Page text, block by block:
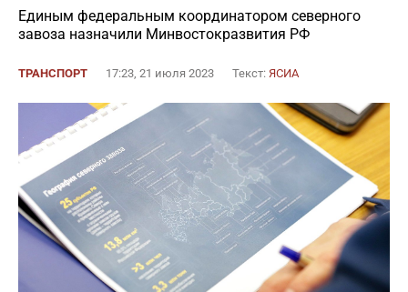
Единым федеральным координатором северного
завоза назначили Минвостокразвития РФ
ТРАНСПОРТ 17:23, 21 июля 2023 Текст: ЯСИА